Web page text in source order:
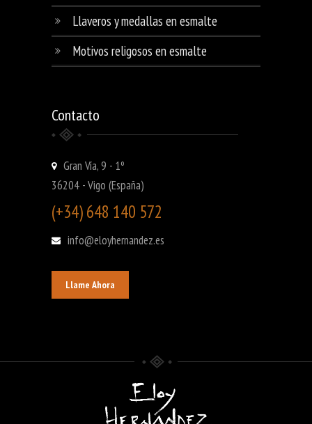
Llaveros y medallas en esmalte
Motivos religosos en esmalte
Contacto
Gran Vía, 9 - 1º
36204 - Vigo (España)
(+34) 648 140 572
info@eloyhernandez.es
Llame Ahora